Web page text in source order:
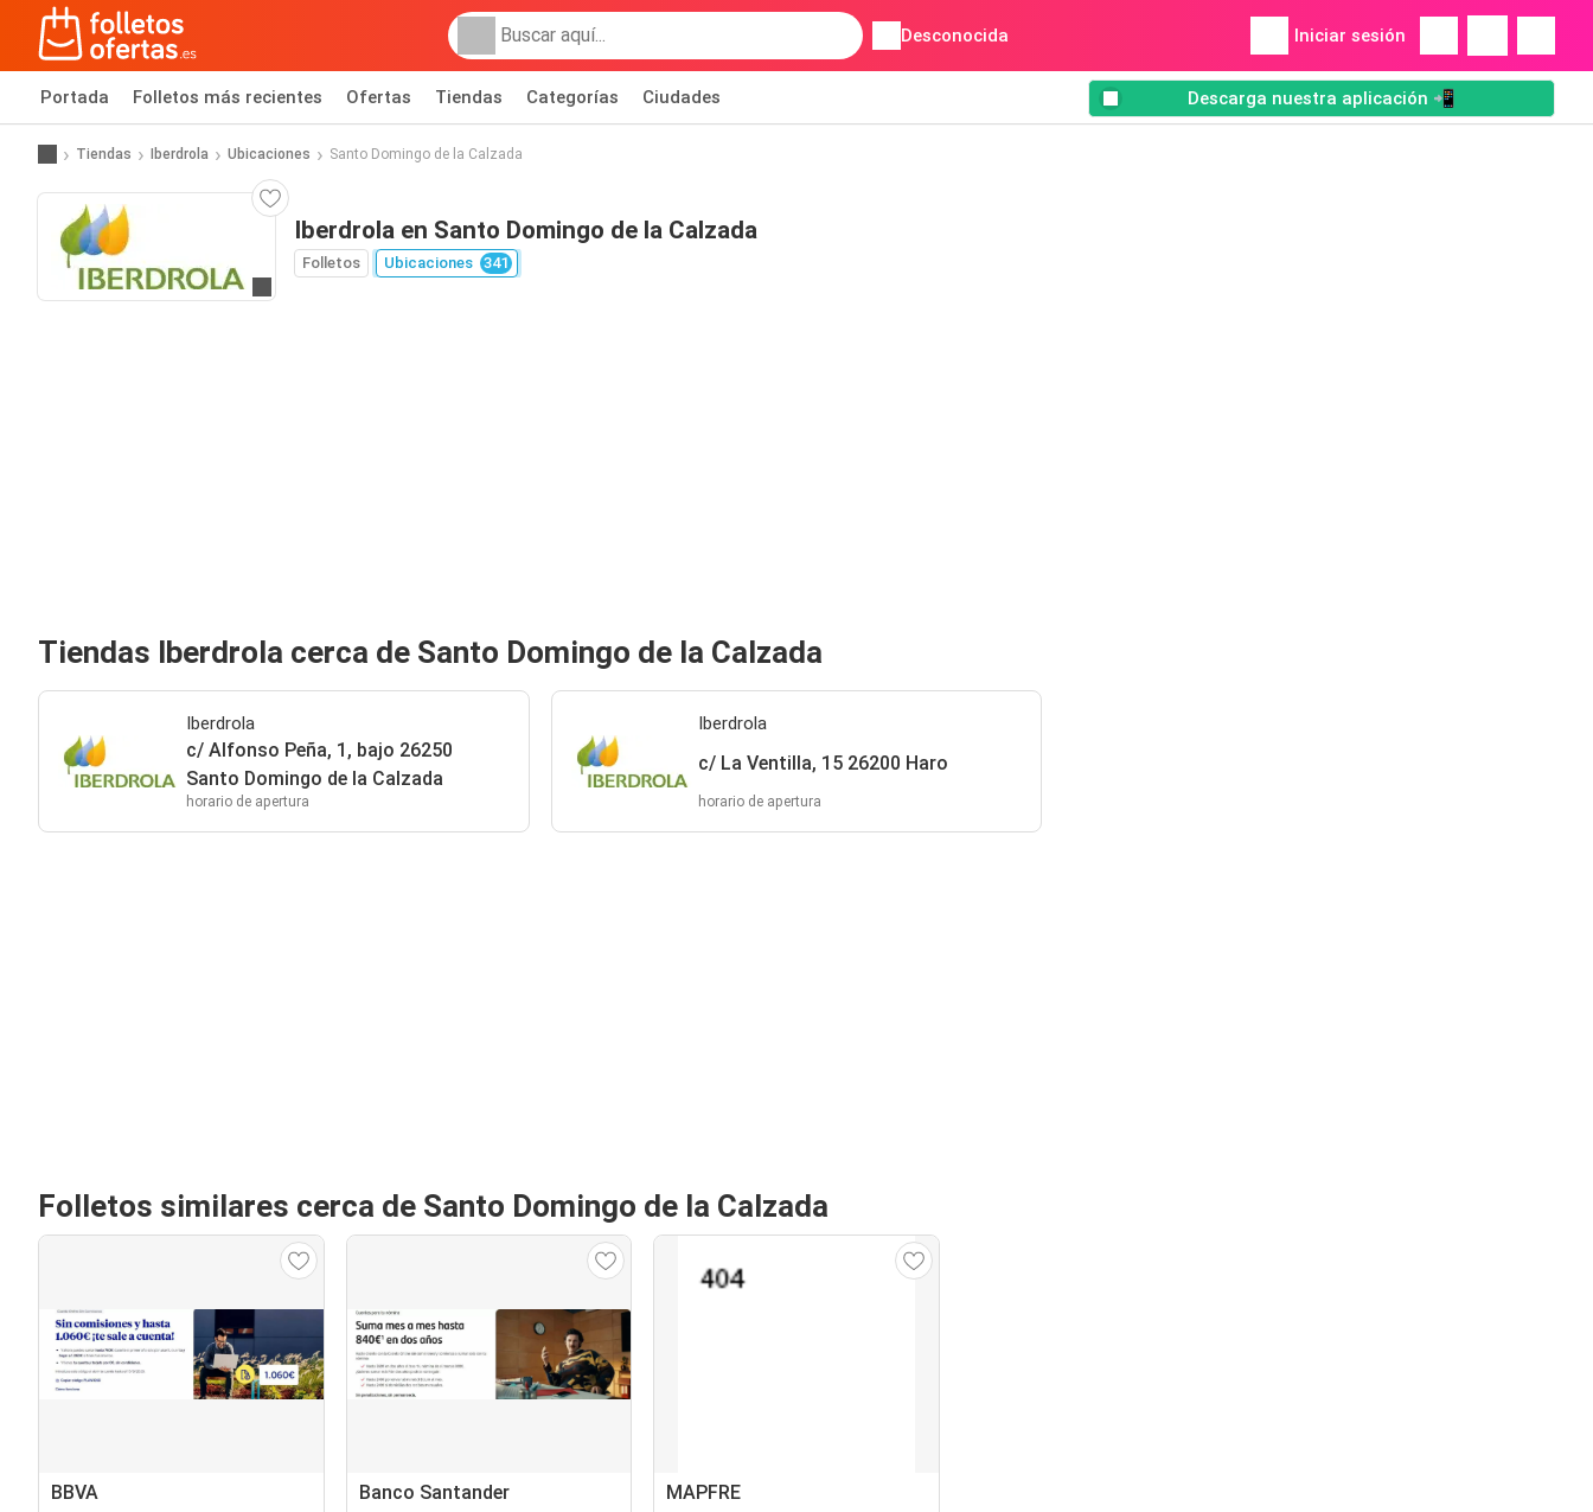
Desconocida Iniciar sesión
Portada Folletos más recientes Ofertas Tiendas Categorías Ciudades Descarga nuestra aplicación 📲
Tiendas Iberdrola Ubicaciones Santo Domingo de la Calzada
Iberdrola en Santo Domingo de la Calzada
Folletos Ubicaciones 341
Tiendas Iberdrola cerca de Santo Domingo de la Calzada
Iberdrola
c/ Alfonso Peña, 1, bajo 26250
Santo Domingo de la Calzada
horario de apertura
Iberdrola
c/ La Ventilla, 15 26200 Haro
horario de apertura
Folletos similares cerca de Santo Domingo de la Calzada
BBVA Banco Santander MAPFRE